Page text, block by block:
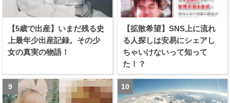
【5歳で出産】いまだ残る史
上最年少出産記録。その少
女の真実の物語！
【拡散希望】SNS上に流れ
る人探しは安易にシェアし
ちゃいけないって知って
た！？